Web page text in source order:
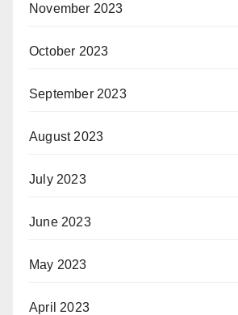
November 2023
October 2023
September 2023
August 2023
July 2023
June 2023
May 2023
April 2023